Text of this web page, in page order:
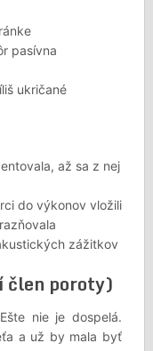
pasívna
ukričané
až sa z nej
do výkonov vložili
zážitkov
člen poroty)
nie je dospelá.
a už by mala byť